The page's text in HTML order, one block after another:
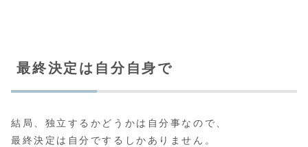
最終決定は自分自身で
結局、独立するかどうかは自分事なので、
最終決定は自分でするしかありません。